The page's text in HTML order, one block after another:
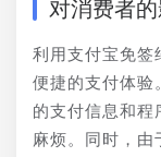
对消费者
利用支付宝免签
便捷的支付体验
的支付信息和程
麻烦。同时，由